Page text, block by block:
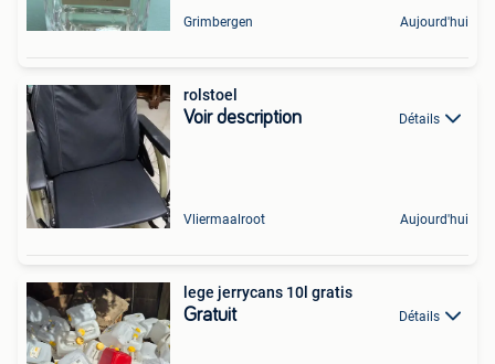
Grimbergen Aujourd'hui
rolstoel
Voir description Détails
Vliermaalroot Aujourd'hui
lege jerrycans 10l gratis
Gratuit Détails